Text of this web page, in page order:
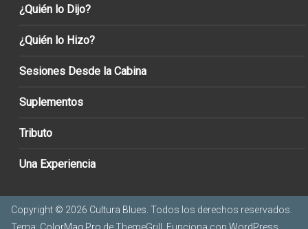
¿Quién lo Dijo?
¿Quién lo Hizo?
Sesiones Desde la Cabina
Suplementos
Tributo
Una Experiencia
Copyright © 2026 Cultura Blues . Todos los derechos reservados.
Tema: ColorMag Pro de ThemeGrill. Funciona con WordPress